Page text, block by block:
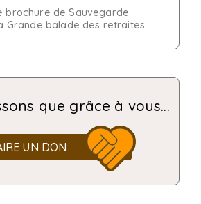
brochure de Sauvegarde
Grande balade des retraites
que grâce à vous...
UN DON